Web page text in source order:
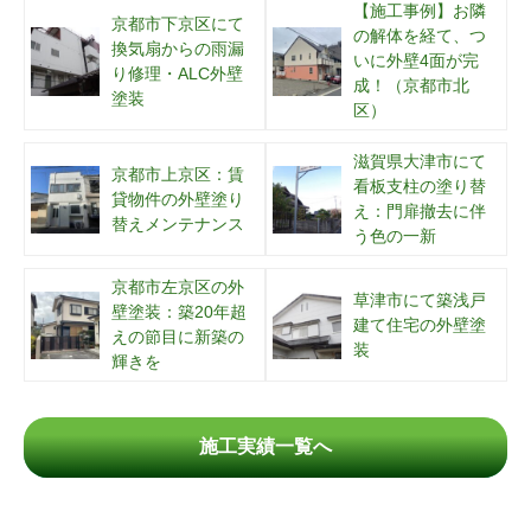
京都市下京区にて
換気扇からの雨漏
り修理・ALC外壁
塗装
【施工事例】お隣
の解体を経て、つ
いに外壁4面が完
成！（京都市北
区）
京都市上京区：賃
貸物件の外壁塗り
替えメンテナンス
滋賀県大津市にて
看板支柱の塗り替
え：門扉撤去に伴
う色の一新
京都市左京区の外
壁塗装：築20年超
えの節目に新築の
輝きを
草津市にて築浅戸
建て住宅の外壁塗
装
施工実績一覧へ